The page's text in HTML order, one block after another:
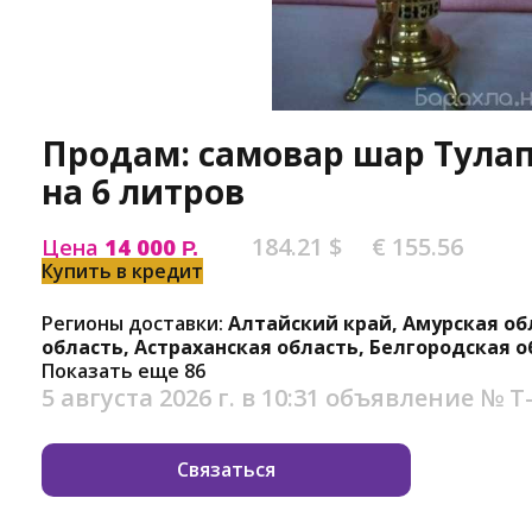
Продам: самовар шар
на 6 литров
Цена 14 000 Р. 184.21 $ € 155.56
Купить в кредит
Регионы доставки: Алтайский край, Амурская
область, Астраханская область, Белгородская
Показать еще 86
5 августа 2026 г. в 10:31 объявление №
Связаться